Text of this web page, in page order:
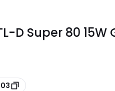
D Super 80 15W